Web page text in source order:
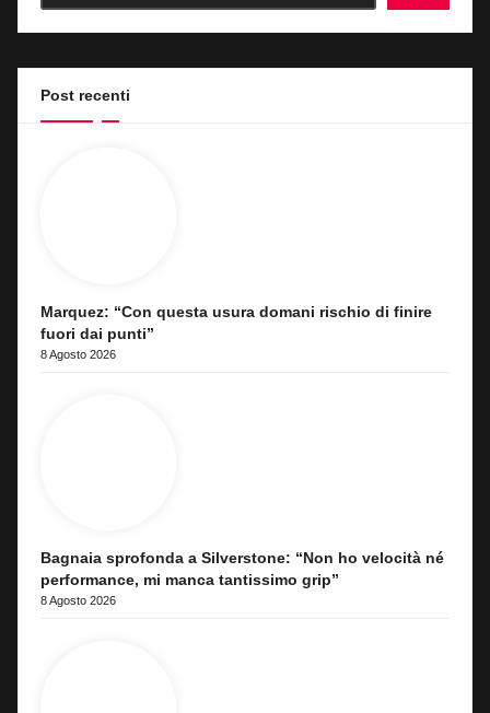
Post recenti
Marquez: “Con questa usura domani rischio di finire
fuori dai punti”
8 Agosto 2026
Bagnaia sprofonda a Silverstone: “Non ho velocità né
performance, mi manca tantissimo grip”
8 Agosto 2026